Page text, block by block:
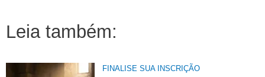
Leia também:
FINALISE SUA INSCRIÇÃO